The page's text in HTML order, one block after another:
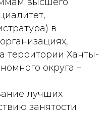
в
территории Ханты-
округа –
лучших
занятости